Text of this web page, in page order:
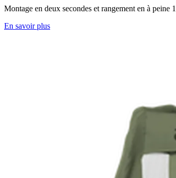
Montage en deux secondes et rangement en à
En savoir plus